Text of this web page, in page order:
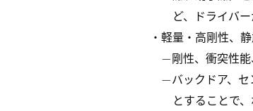
ど、ドライバ
・軽量・高剛性、
—剛性、衝突性能
—バックドア、セ
とすることで